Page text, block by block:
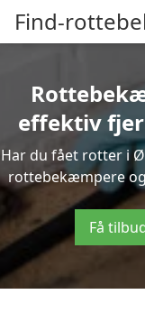
Find-
effektiv
Har du fået rotter i
rottebekæmpere
Få